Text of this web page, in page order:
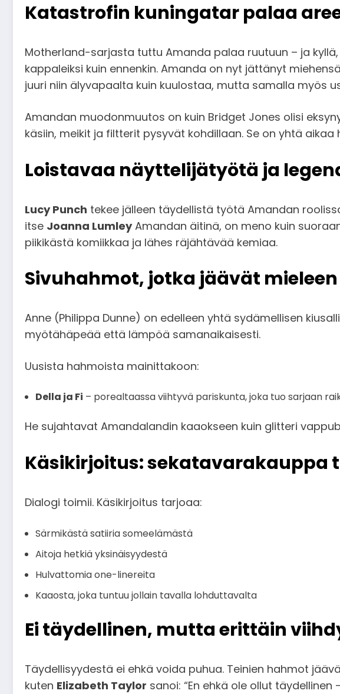
Katastrofin kuningatar palaa
Motherland-sarjasta tuttu Amanda palaa ruutuun – ja
kappaleiksi kuin ennenkin. Amanda on nyt jättänyt
juuri niin älyvapaalta kuin kuulostaa, mutta samalla myös
Amandan muodonmuutos on kuin Bridget Jones olisi
käsiin, meikit ja filtterit pysyvät kohdillaan. Se on yhtä
Loistavaa näyttelijätyötä ja
Lucy Punch tekee jälleen täydellistä työtä Amandan
itse Joanna LumleyAmandan äitinä, on meno kuin
piikikästä komiikkaa ja lähes räjähtävää kemiaa.
Sivuhahmot, jotka jäävät mieleen
Anne (Philippa Dunne) on edelleen yhtä sydämellisen
myötähäpeää että lämpöä samanaikaisesti.
Uusista hahmoista mainittakoon:
Della ja Fi – porealtaassa viihtyvä pariskunta, joka tuo sarjaan
He sujahtavat Amandalandin kaaokseen kuin glitteri
Käsikirjoitus: sekatavarakauppa
Dialogi toimii. Käsikirjoitus tarjoaa:
Särmikästä satiiria someelämästä
Aitoja hetkiä yksinäisyydestä
Hulvattomia one-linereita
Kaaosta, joka tuntuu jollain tavalla lohduttavalta
Ei täydellinen, mutta erittäin
Täydellisyydestä ei ehkä voida puhua. Teinien hahmot
kuten Elizabeth Taylor sanoi: “En ehkä ole ollut